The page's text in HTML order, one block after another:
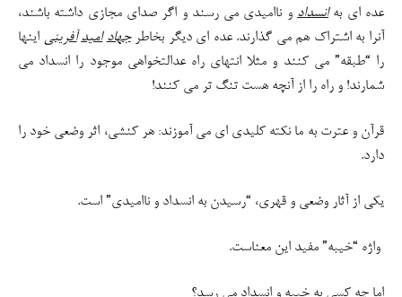
عده ای بهانسدادو ناامیدی می رسند و اگر صدای مجازی داشته باشند،
آنرا به اشتراک هم می گذارند. عده ای دیگر بخاطرجهاد امید آفرینی اینها
را “طبقه” می کنند و مثلا انتهای راه عدالتخواهی موجود را انسداد می
شمارند! و راه را از آنچه هست تنگ تر می کنند!
قرآن و عترت به ما نکته کلیدی ای می آموزند: هر کنشی، اثر وضعی خود را
دارد.
یکی از آثار وضعی و قهری، “رسیدن به انسداد و ناامیدی” است.
واژه “خیبه” مفید این معناست.
اما چه کسی به خیبه و انسداد می رسد؟